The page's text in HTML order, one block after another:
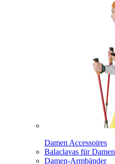
Damen Accessoires
Balaclavas für Damen
Damen-Armbänder